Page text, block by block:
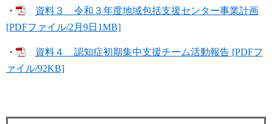
・
資料３ 令和３年度地域包括支援センター事業計画
[PDFファイル/2月9日1MB]
・
資料４ 認知症初期集中支援チーム活動報告 [PDFフ
ァイル/92KB]